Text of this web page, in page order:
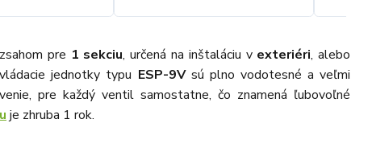
pre 1 sekciu, určená na inštaláciu v exteriéri, alebo
jednotky typu ESP-9V sú plno vodotesné a veľmi
pre každý ventil samostatne, čo znamená ľubovoľné
je zhruba 1 rok.